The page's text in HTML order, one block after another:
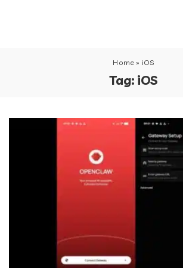
Home » iOS
Tag: iOS